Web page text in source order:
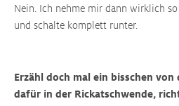
Nein. Ich nehme mir dann wirklich
und schalte komplett runter.
Erzähl doch mal ein bisschen
dafür in der Rickatschwende,